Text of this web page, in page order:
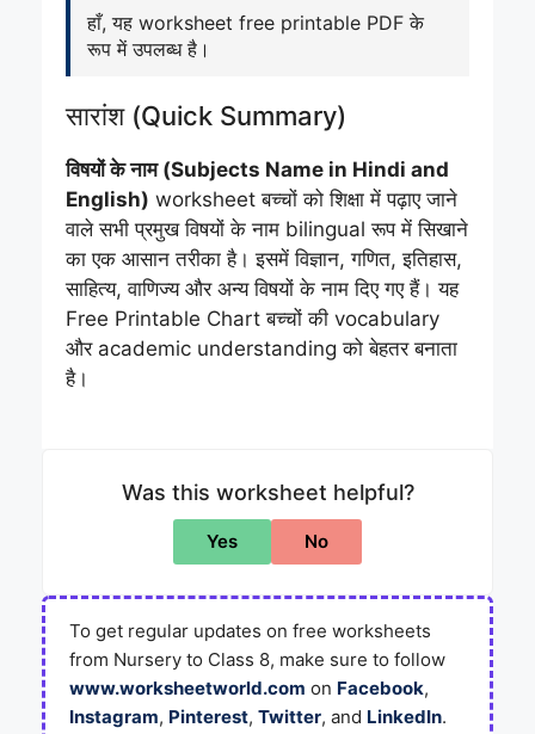
हाँ, यह worksheet free printable PDF के
रूप में उपलब्ध है।
सारांश (Quick Summary)
विषयों के नाम (Subjects Name in Hindi and
English) worksheet बच्चों को शिक्षा में पढ़ाए जाने
वाले सभी प्रमुख विषयों के नाम bilingual रूप में सिखाने
का एक आसान तरीका है। इसमें विज्ञान, गणित, इतिहास,
साहित्य, वाणिज्य और अन्य विषयों के नाम दिए गए हैं। यह
Free Printable Chart बच्चों की vocabulary
और academic understanding को बेहतर बनाता
है।
Was this worksheet helpful?
Yes No
To get regular updates on free worksheets
from Nursery to Class 8, make sure to follow
www.worksheetworld.com on Facebook,
Instagram, Pinterest, Twitter, and LinkedIn.